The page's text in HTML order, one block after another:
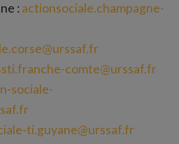
: actionsociale.champagne-
comte@urssaf.fr
sociale-
ti.guyane@urssaf.fr